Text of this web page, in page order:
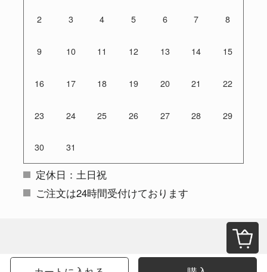
2 3 4 5 6 7 8
9 10 11 12 13 14 15
16 17 18 19 20 21 22
23 24 25 26 27 28 29
30 31
定休日：土日祝
ご注文は24時間受付けております